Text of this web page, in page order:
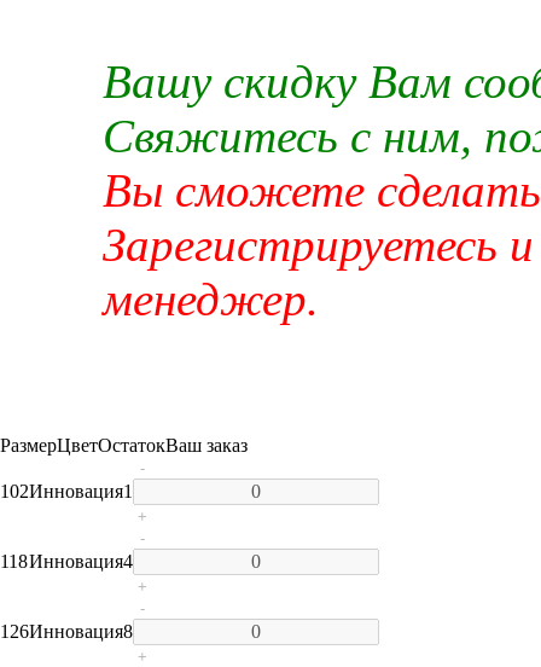
Вашу скидку Вам
Свяжитесь с ним,
Вы сможете сделать
Зарегистрируетесь
менеджер.
РазмерЦветОстатокВаш заказ
102Инновация1
-
+
118Инновация4
-
+
126Инновация8
-
+